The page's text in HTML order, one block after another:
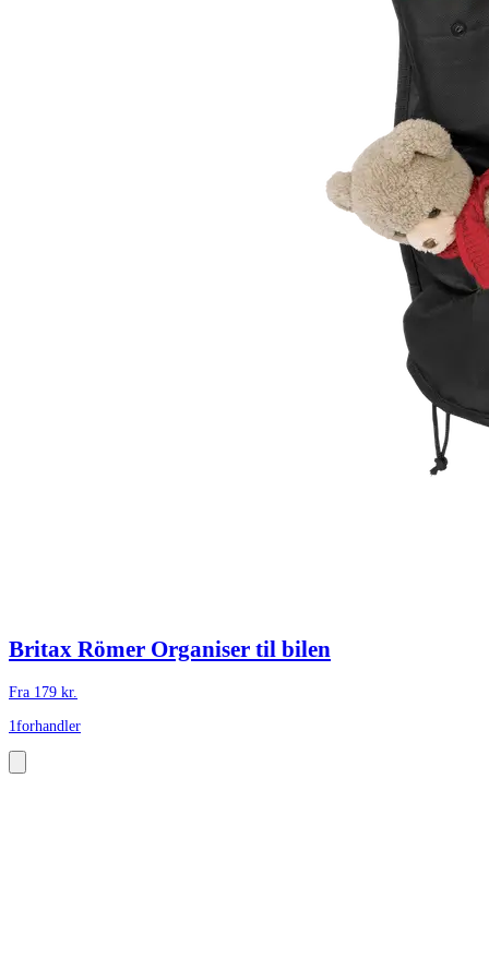
Britax Römer Organiser til bilen
Fra 179 kr.
1 forhandler